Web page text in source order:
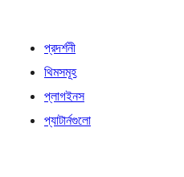
প্রদর্শনী
থিমসমূহ
প্লাগইনস
প্যাটার্নগুলো